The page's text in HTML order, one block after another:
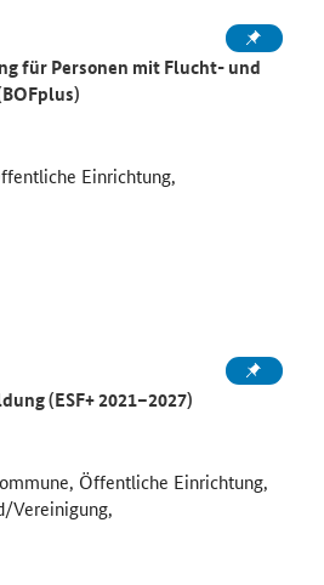
für Personen mit Flucht- und
Einrichtung,
(ESF+ 2021–2027)
Öffentliche Einrichtung,
Vereinigung,